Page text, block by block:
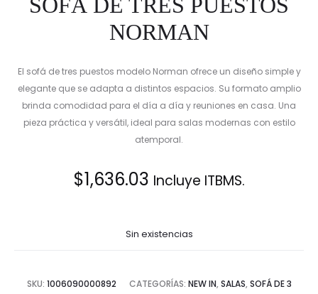
NORMAN
El sofá de tres puestos modelo Norman ofrece un diseño simple y
elegante que se adapta a distintos espacios. Su formato amplio
brinda comodidad para el día a día y reuniones en casa. Una
pieza práctica y versátil, ideal para salas modernas con estilo
atemporal.
$1,636.03 Incluye ITBMS.
Sin existencias
SKU: 1006090000892 CATEGORÍAS: NEW IN, SALAS, SOFÁ DE 3